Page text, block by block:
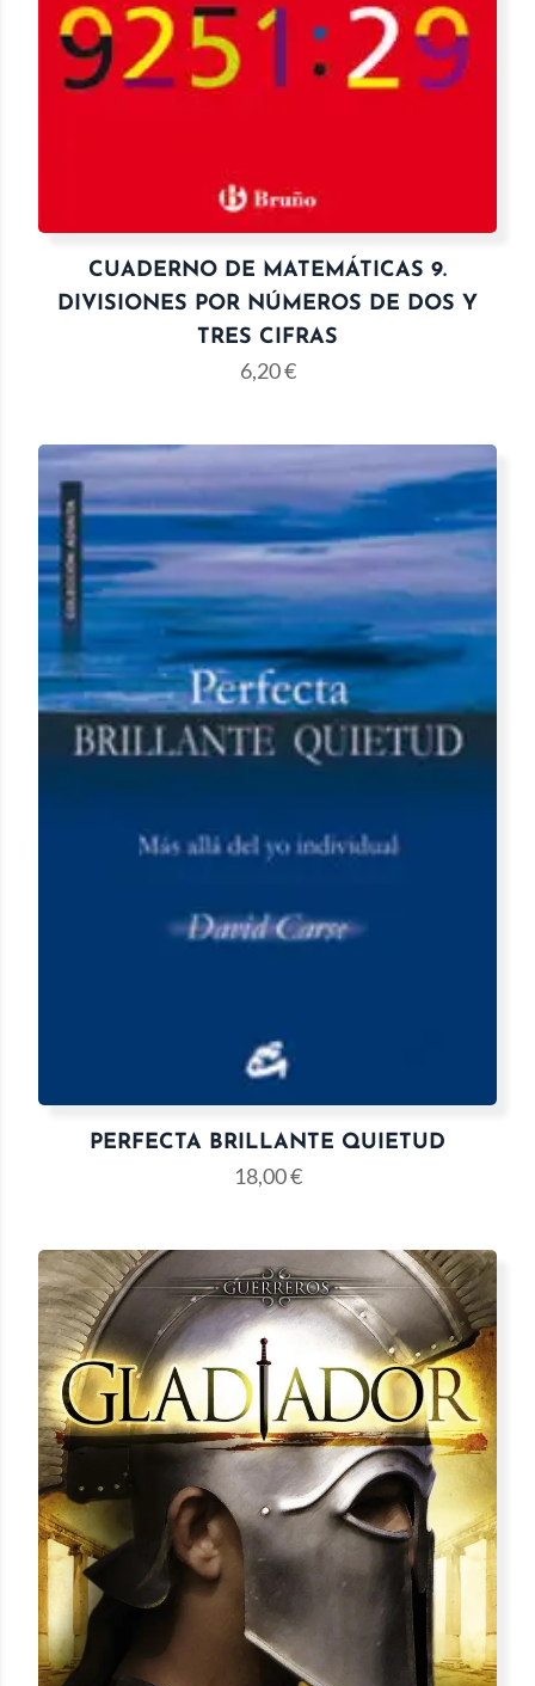
CUADERNO DE MATEMÁTICAS 9.
DIVISIONES POR NÚMEROS DE DOS Y
TRES CIFRAS
6,20€
PERFECTA BRILLANTE QUIETUD
18,00€